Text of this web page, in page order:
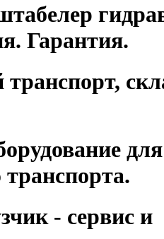
Гарантия.
для
- сервис и